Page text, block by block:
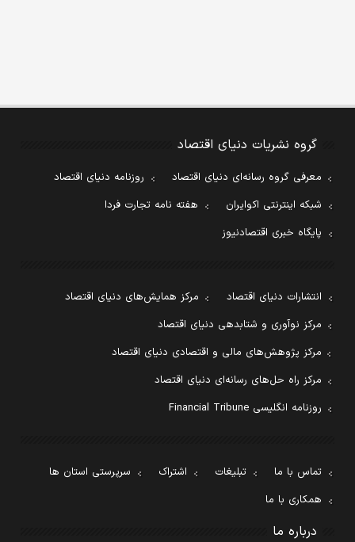
گروه نشریات دنیای اقتصاد
معرفی گروه رسانه‌ای دنیای اقتصاد
روزنامه دنیای اقتصاد
شبکه اینترنتی اکوایران
هفته نامه تجارت فردا
پایگاه خبری اقتصادنیوز
انتشارات دنیای اقتصاد
مرکز همایش‌های دنیای اقتصاد
مرکز نوآوری و شتابدهی دنیای اقتصاد
مرکز پژوهش‌های مالی و اقتصادی دنیای اقتصاد
مرکز راه حل‌های رسانه‌ای دنیای اقتصاد
روزنامه انگلیسی Financial Tribune
تماس با ما تبلیغات اشتراک
سرپرستی استان ها
همکاری با ما
درباره ما